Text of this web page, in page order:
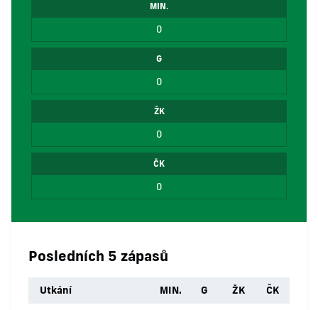
MIN.
0
G
0
ŽK
0
ČK
0
Posledních 5 zápasů
Utkání MIN. G ŽK ČK